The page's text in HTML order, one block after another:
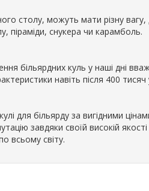
столу, можуть мати різну
піраміди, снукера чи карамболь.
більярдних куль у наші дні
навіть після 400 тисяч
для більярду за вигідними
завдяки своїй високій
всьому світу.